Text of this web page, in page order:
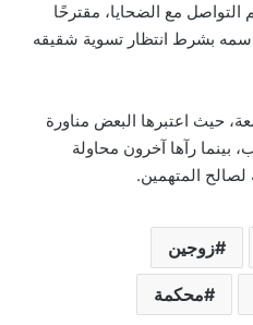
مع الضحايا، مقترحًا
بشرط انتظار تسوية شقيقه
حيث اعتبرها البعض مناورة
بينما رآها آخرون محاولة
لصالح المتهمين.
زوجين
محكمة